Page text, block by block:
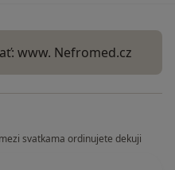
www. Nefromed.cz
svatkama ordinujete dekuji